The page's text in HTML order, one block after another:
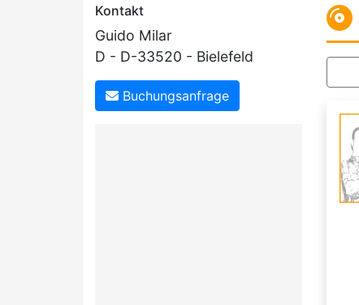
Kontakt
Guido Milar
D - D-33520 - Bielefeld
Buchungsanfrage